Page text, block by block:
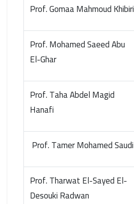
Prof. Gomaa Mahmoud Khibiri
Prof. Mohamed Saeed Abu
El-Ghar
Prof. Taha Abdel Magid
Hanafi
Prof. Tamer Mohamed Saudi
Prof. Tharwat El-Sayed El-
Desouki Radwan